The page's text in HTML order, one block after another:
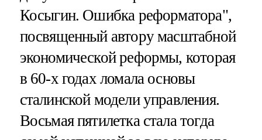
Косыгин. Ошибка реформатора",
посвященный автору масштабной
экономической реформы, которая
в 60-х годах ломала основы
сталинской модели управления.
Восьмая пятилетка стала тогда